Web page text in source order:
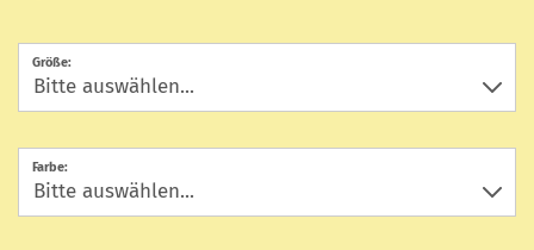
Größe:
Farbe: